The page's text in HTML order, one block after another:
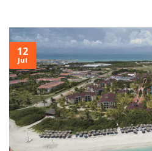
12
Jul